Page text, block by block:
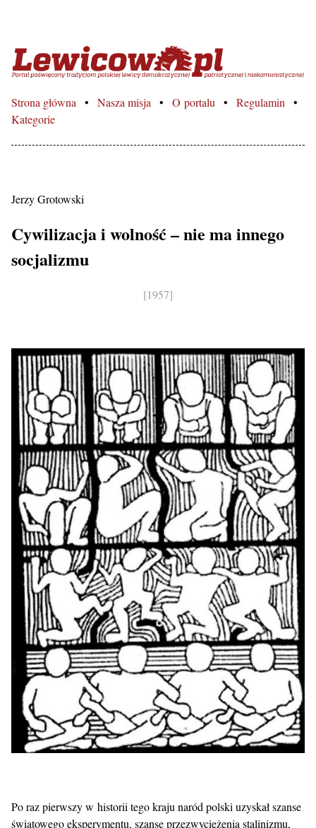
Lewicowo.pl – Portal
Strona główna Nasza misja O portalu
Regulamin
Kategorie
Jerzy Grotowski
Cywilizacja i wolność – nie ma innego
socjalizmu
[1957]
Po raz pierwszy w historii tego kraju naród polski uzyskał szanse
światowego eksperymentu, szanse przezwyciężenia stalinizmu,